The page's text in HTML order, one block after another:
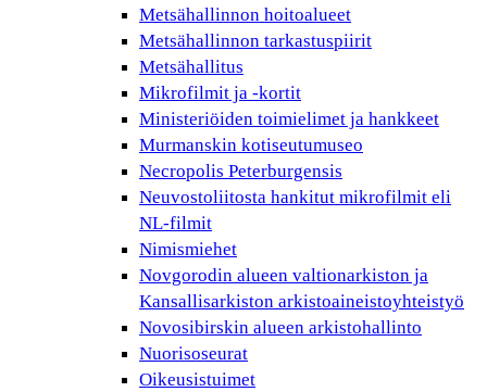
Metsähallinnon hoitoalueet
Metsähallinnon tarkastuspiirit
Metsähallitus
Mikrofilmit ja -kortit
Ministeriöiden toimielimet ja hankkeet
Murmanskin kotiseutumuseo
Necropolis Peterburgensis
Neuvostoliitosta hankitut mikrofilmit eli
NL-filmit
Nimismiehet
Novgorodin alueen valtionarkiston ja
Kansallisarkiston arkistoaineistoyhteistyö
Novosibirskin alueen arkistohallinto
Nuorisoseurat
Oikeusistuimet